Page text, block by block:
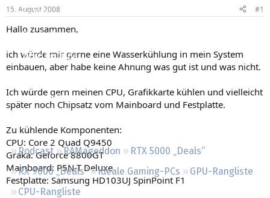
Aktuelles
Empfohlene Inhalte
Neue Beiträge
Leserartikel
Podcast RAMageddon
RTX 5000 „Deals“
RX 9000 „Deals“
Ideale Gaming-PCs
GPU-Rangliste
CPU-Rangliste
m
15. August 2008 #1
Hallo zusammen,
ich würde mir gerne eine Wasserkühlung in mein System
einbauen, aber habe keine Ahnung was gut ist und was nicht.
Ich würde gern meinen CPU, Grafikkarte kühlen und vielleicht
später noch Chipsatz vom Mainboard und Festplatte.
Zu kühlende Komponenten:
CPU: Core 2 Quad Q9450
Graka: Geforce 8800GT
Mainboard: P5N-T Deluxe
Festplatte: Samsung HD103UJ SpinPoint F1